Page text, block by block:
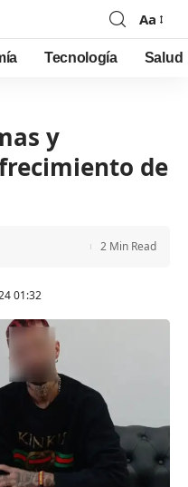
Font
Resizer
Aa
Tecnología Salud
y
de
01:32
2 Min Read